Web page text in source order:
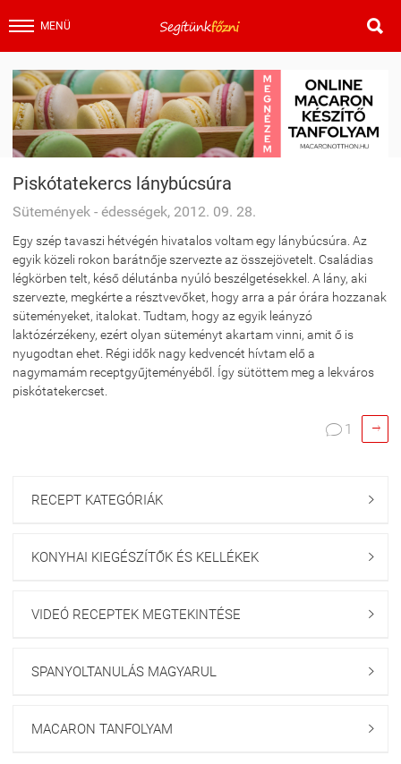
MENÜ 
Piskótatekercs lánybúcsúra
Sütemények - édességek, 2012. 09. 28.
Egy szép tavaszi hétvégén hivatalos voltam egy lánybúcsúra. Az
egyik közeli rokon barátnője szervezte az összejövetelt. Családias
légkörben telt, késő délutánba nyúló beszélgetésekkel. A lány, aki
szervezte, megkérte a résztvevőket, hogy arra a pár órára hozzanak
süteményeket, italokat. Tudtam, hogy az egyik leányzó
laktózérzékeny, ezért olyan süteményt akartam vinni, amit ő is
nyugodtan ehet. Régi idők nagy kedvencét hívtam elő a
nagymamám receptgyűjteményéből. Így sütöttem meg a lekváros
piskótatekercset.
 1 
RECEPT KATEGÓRIÁK 
KONYHAI KIEGÉSZÍTŐK ÉS KELLÉKEK 
VIDEÓ RECEPTEK MEGTEKINTÉSE 
SPANYOLTANULÁS MAGYARUL 
MACARON TANFOLYAM 